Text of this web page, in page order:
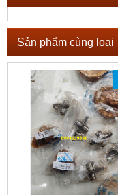
Sản phẩm cùng loại